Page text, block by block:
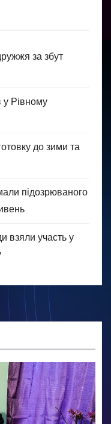
за збут
у Рівному
до зими та
підозрюваного
взяли участь у